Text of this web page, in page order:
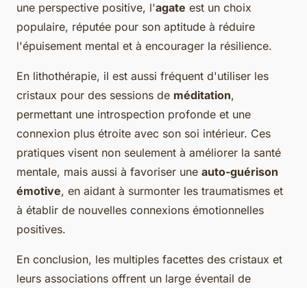
une perspective positive, l'agate est un choix
populaire, réputée pour son aptitude à réduire
l'épuisement mental et à encourager la résilience.
En lithothérapie, il est aussi fréquent d'utiliser les
cristaux pour des sessions de méditation,
permettant une introspection profonde et une
connexion plus étroite avec son soi intérieur. Ces
pratiques visent non seulement à améliorer la santé
mentale, mais aussi à favoriser une auto-guérison
émotive, en aidant à surmonter les traumatismes et
à établir de nouvelles connexions émotionnelles
positives.
En conclusion, les multiples facettes des cristaux et
leurs associations offrent un large éventail de